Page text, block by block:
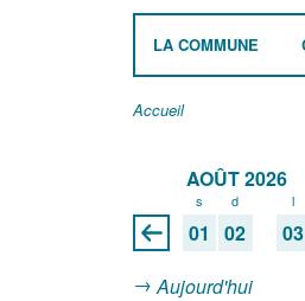
LA COMMUNE
Accueil
AOÛT 2026
s
01
d
02
l
03
Aujourd'hui